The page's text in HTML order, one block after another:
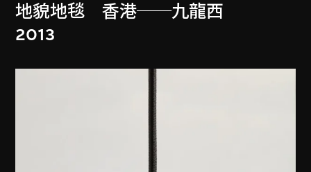
地貌地毯 香港──九龍西
2013